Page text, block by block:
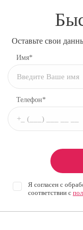
Оставьте свои
Имя*
Телефон*
Я согласен с
соответствии с